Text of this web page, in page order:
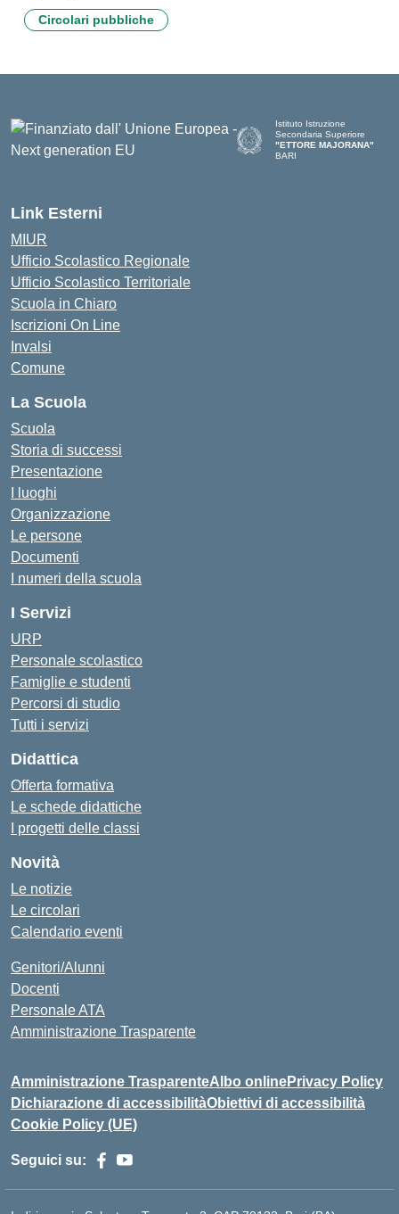
Circolari pubbliche
Istituto Istruzione
Secondaria Superiore
"ETTORE MAJORANA"
BARI
Link Esterni
MIUR
Ufficio Scolastico Regionale
Ufficio Scolastico Territoriale
Scuola in Chiaro
Iscrizioni On Line
Invalsi
Comune
La Scuola
Scuola
Storia di successi
Presentazione
I luoghi
Organizzazione
Le persone
Documenti
I numeri della scuola
I Servizi
URP
Personale scolastico
Famiglie e studenti
Percorsi di studio
Tutti i servizi
Didattica
Offerta formativa
Le schede didattiche
I progetti delle classi
Novità
Le notizie
Le circolari
Calendario eventi
Genitori/Alunni
Docenti
Personale ATA
Amministrazione Trasparente
Amministrazione TrasparenteAlbo onlinePrivacy Policy
Dichiarazione di accessibilitàObiettivi di accessibilità
Cookie Policy (UE)
Seguici su: